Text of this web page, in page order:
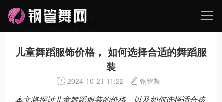
主页>舞蹈装备> 正文
儿童舞蹈服饰价格， 如何选择合适的舞蹈服
装
2024-10-21 11:22 钢管舞
本文将探讨儿童舞蹈服装的价格，以及如何选择适合孩